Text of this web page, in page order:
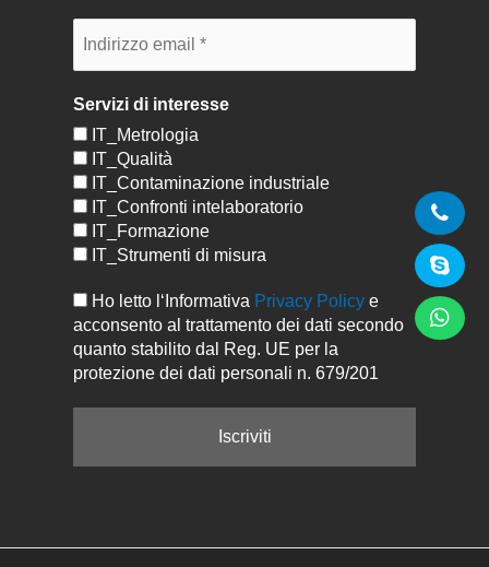
Servizi di interesse
IT_Metrologia
IT_Qualità
IT_Contaminazione industriale
IT_Confronti intelaboratorio
IT_Formazione
IT_Strumenti di misura
Ho letto l‘Informativa Privacy Policy e
acconsento al trattamento dei dati secondo
quanto stabilito dal Reg. UE per la
protezione dei dati personali n. 679/201